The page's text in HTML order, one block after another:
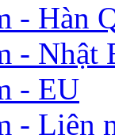
- Hàn
- Nhật
- EU
- Liên